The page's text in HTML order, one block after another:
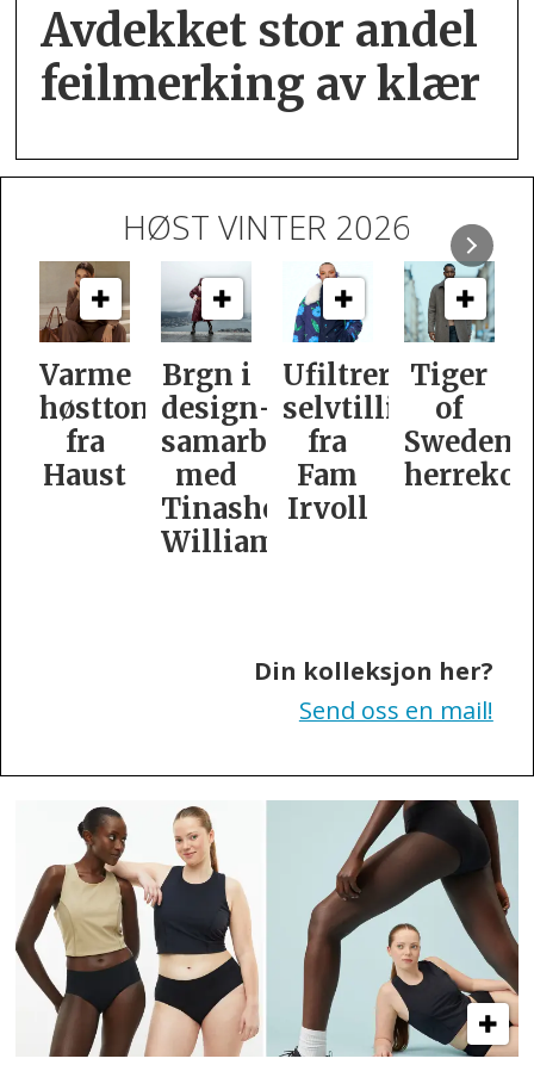
Avdekket stor andel
feil­merking av klær
HØST VINTER 2026
Brgn i
design­
samarbeid
med
Williamson
Ufiltrert
selvtillit
fra
Fam
Irvoll
Tiger
of
Swedens
herrekolleksjon
Slik
er
dame­
Din kolleksjon her?
Send oss en mail!